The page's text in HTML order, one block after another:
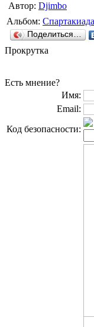
Автор: Djimbo
Альбом:
Поделиться…
Прокрутка
Есть мнение?
Имя:
Email:
Код безопасности: